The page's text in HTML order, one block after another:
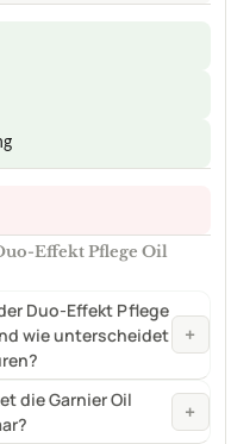
Effekt Pflege Oil
Duo-Effekt Pflege
wie unterscheidet
+
die Garnier Oil
+